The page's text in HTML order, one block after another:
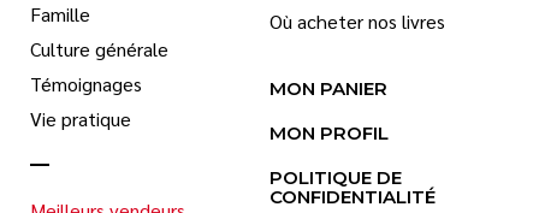
Famille
Culture générale
Témoignages
Vie pratique
Où acheter nos livres
MON PANIER
MON PROFIL
POLITIQUE DE
CONFIDENTIALITÉ